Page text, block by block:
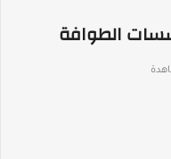
الطوافة